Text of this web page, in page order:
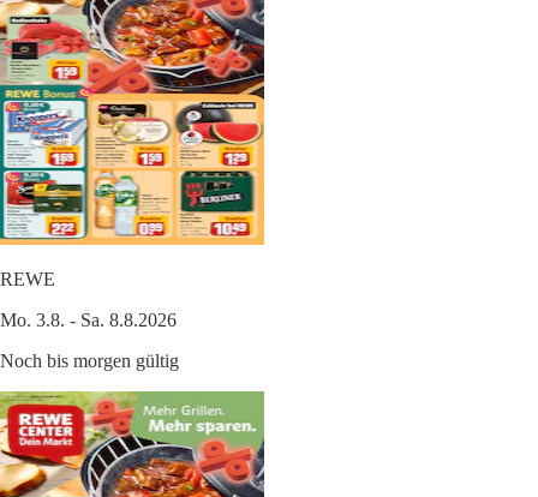
REWE
Mo. 3.8. - Sa. 8.8.2026
Noch bis morgen gültig